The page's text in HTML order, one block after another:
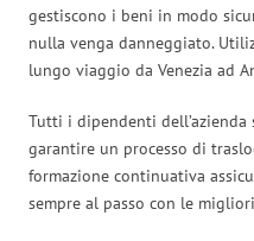
gestiscono i beni in modo
nulla venga danneggiato.
lungo viaggio da Venezia ad
Tutti i dipendenti
garantire un processo di
formazione continuativa
sempre al passo con le